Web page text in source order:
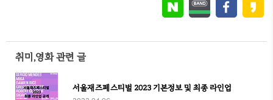
취미,영화 관련 글
서울재즈페스티벌 2023 기본정보 및 최종 라인업